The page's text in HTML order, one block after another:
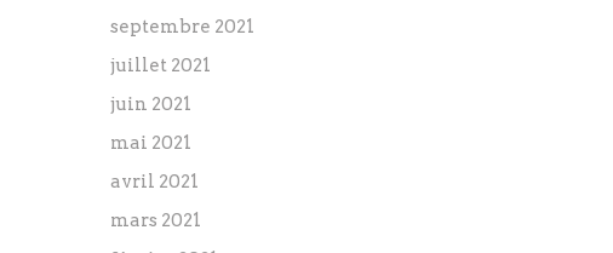
septembre 2021
juillet 2021
juin 2021
mai 2021
avril 2021
mars 2021